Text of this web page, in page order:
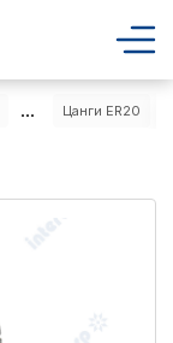
... Цанги ER20